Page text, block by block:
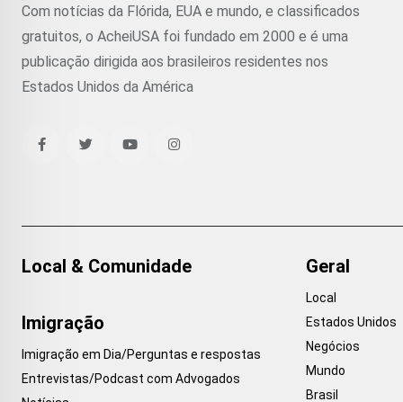
Com notícias da Flórida, EUA e mundo, e classificados
gratuitos, o AcheiUSA foi fundado em 2000 e é uma
publicação dirigida aos brasileiros residentes nos
Estados Unidos da América
Local & Comunidade
Imigração
Imigração em Dia/Perguntas e respostas
Entrevistas/Podcast com Advogados
Geral
Local
Estados Unidos
Negócios
Mundo
Brasil